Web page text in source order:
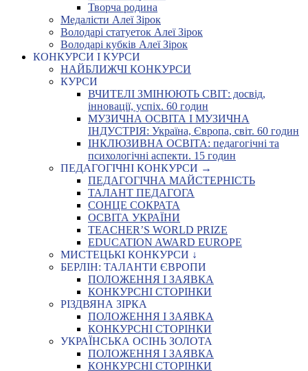
Творча родина
Медалісти Алеї Зірок
Володарі статуеток Алеї Зірок
Володарі кубків Алеї Зірок
КОНКУРСИ І КУРСИ
НАЙБЛИЖЧІ КОНКУРСИ
КУРСИ
ВЧИТЕЛІ ЗМІНЮЮТЬ СВІТ: досвід,
інновації, успіх. 60 годин
МУЗИЧНА ОСВІТА І МУЗИЧНА
ІНДУСТРІЯ: Україна, Європа, світ. 60 годин
ІНКЛЮЗИВНА ОСВІТА: педагогічні та
психологічні аспекти. 15 годин
ПЕДАГОГІЧНІ КОНКУРСИ →
ПЕДАГОГІЧНА МАЙСТЕРНІСТЬ
ТАЛАНТ ПЕДАГОГА
СОНЦЕ СОКРАТА
ОСВІТА УКРАЇНИ
TEACHER’S WORLD PRIZE
EDUCATION AWARD EUROPE
МИСТЕЦЬКІ КОНКУРСИ ↓
БЕРЛІН: ТАЛАНТИ ЄВРОПИ
ПОЛОЖЕННЯ І ЗАЯВКА
КОНКУРСНІ СТОРІНКИ
РІЗДВЯНА ЗІРКА
ПОЛОЖЕННЯ І ЗАЯВКА
КОНКУРСНІ СТОРІНКИ
УКРАЇНСЬКА ОСІНЬ ЗОЛОТА
ПОЛОЖЕННЯ І ЗАЯВКА
КОНКУРСНІ СТОРІНКИ